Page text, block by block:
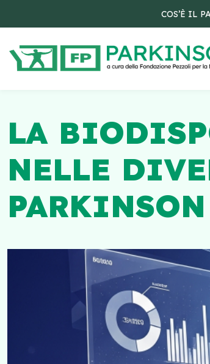
COS’È IL
LA
NELLE
PARKINSON